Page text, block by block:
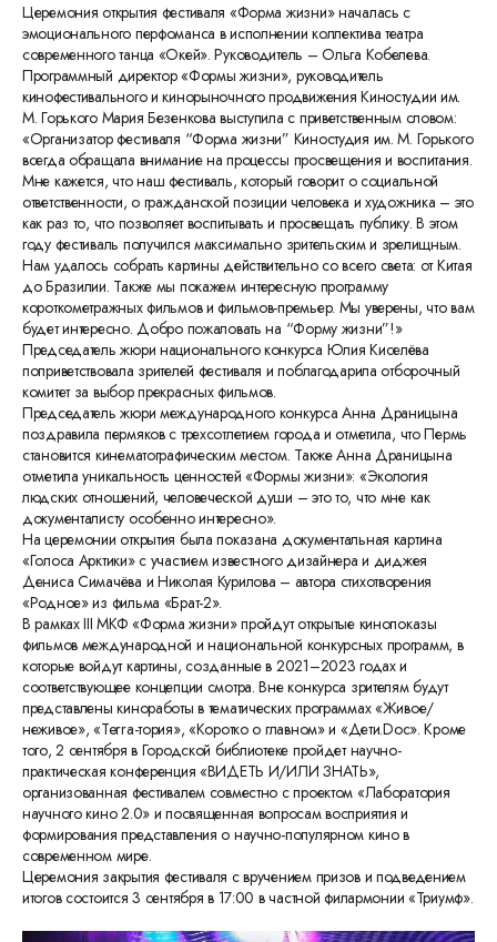
Церемония открытия фестиваля «Форма жизни» началась с
эмоционального перфоманса в исполнении коллектива театра
современного танца «Окей». Руководитель – Ольга Кобелева.
Программный директор «Формы жизни», руководитель
кинофестивального и кинорыночного продвижения Киностудии им.
М. Горького Мария Безенкова выступила с приветственным словом:
«Организатор фестиваля “Форма жизни” Киностудия им. М. Горького
всегда обращала внимание на процессы просвещения и воспитания.
Мне кажется, что наш фестиваль, который говорит о социальной
ответственности, о гражданской позиции человека и художника – это
как раз то, что позволяет воспитывать и просвещать публику. В этом
году фестиваль получился максимально зрительским и зрелищным.
Нам удалось собрать картины действительно со всего света: от Китая
до Бразилии. Также мы покажем интересную программу
короткометражных фильмов и фильмов-премьер. Мы уверены, что вам
будет интересно. Добро пожаловать на “Форму жизни”!»
Председатель жюри национального конкурса Юлия Киселёва
поприветствовала зрителей фестиваля и поблагодарила отборочный
комитет за выбор прекрасных фильмов.
Председатель жюри международного конкурса Анна Драницына
поздравила пермяков с трехсотлетием города и отметила, что Пермь
становится кинематографическим местом. Также Анна Драницына
отметила уникальность ценностей «Формы жизни»: «Экология
людских отношений, человеческой души – это то, что мне как
документалисту особенно интересно».
На церемонии открытия была показана документальная картина
«Голоса Арктики» с участием известного дизайнера и диджея
Дениса Симачёва и Николая Курилова – автора стихотворения
«Родное» из фильма «Брат-2».
В рамках III МКФ «Форма жизни» пройдут открытые кинопоказы
фильмов международной и национальной конкурсных программ, в
которые войдут картины, созданные в 2021–2023 годах и
соответствующее концепции смотра. Вне конкурса зрителям будут
представлены киноработы в тематических программах «Живое/
неживое», «Terra-тория», «Коротко о главном» и «Дети.Doc». Кроме
того, 2 сентября в Городской библиотеке пройдет научно-
практическая конференция «ВИДЕТЬ И/ИЛИ ЗНАТЬ»,
организованная фестивалем совместно с проектом «Лаборатория
научного кино 2.0» и посвященная вопросам восприятия и
формирования представления о научно-популярном кино в
современном мире.
Церемония закрытия фестиваля с вручением призов и подведением
итогов состоится 3 сентября в 17:00 в частной филармонии «Триумф».